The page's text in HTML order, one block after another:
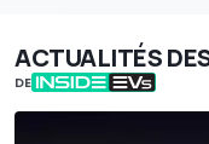
ACTUALITÉS
DE